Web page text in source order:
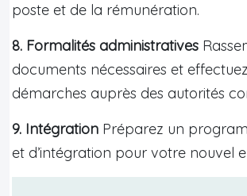
poste et de la rémunération.
8. Formalités administratives
documents nécessaires et
démarches auprès des autorités
9. Intégration Préparez un
et d’intégration pour votre nouvel